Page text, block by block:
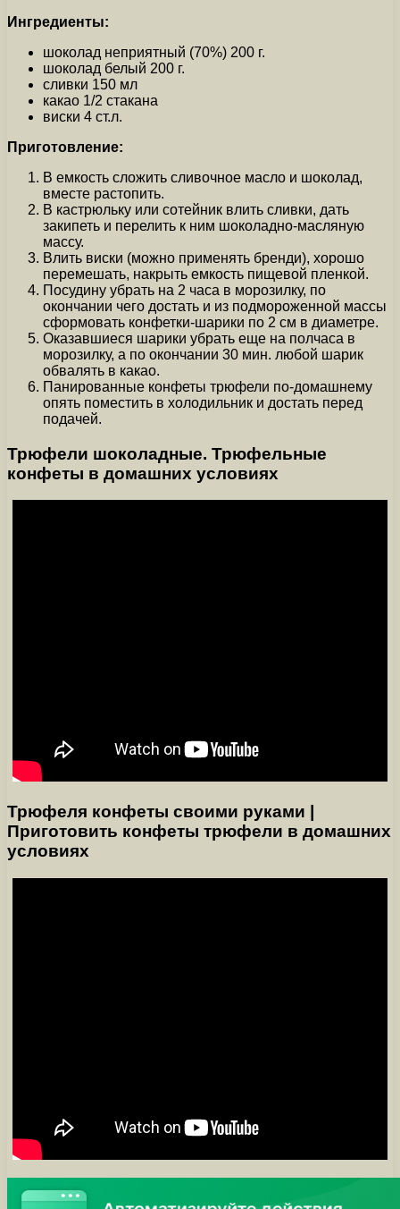
Ингредиенты:
шоколад неприятный (70%) 200 г.
шоколад белый 200 г.
сливки 150 мл
какао 1/2 стакана
виски 4 ст.л.
Приготовление:
В емкость сложить сливочное масло и шоколад,
вместе растопить.
В кастрюльку или сотейник влить сливки, дать
закипеть и перелить к ним шоколадно-масляную
массу.
Влить виски (можно применять бренди), хорошо
перемешать, накрыть емкость пищевой пленкой.
Посудину убрать на 2 часа в морозилку, по
окончании чего достать и из подмороженной массы
сформовать конфетки-шарики по 2 см в диаметре.
Оказавшиеся шарики убрать еще на полчаса в
морозилку, а по окончании 30 мин. любой шарик
обвалять в какао.
Панированные конфеты трюфели по-домашнему
опять поместить в холодильник и достать перед
подачей.
Трюфели шоколадные. Трюфельные
конфеты в домашних условиях
Трюфеля конфеты своими руками |
Приготовить конфеты трюфели в домашних
условиях